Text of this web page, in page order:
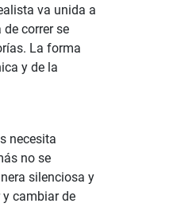
va unida a
correr se
La forma
y de la
necesita
no se
silenciosa y
y cambiar de